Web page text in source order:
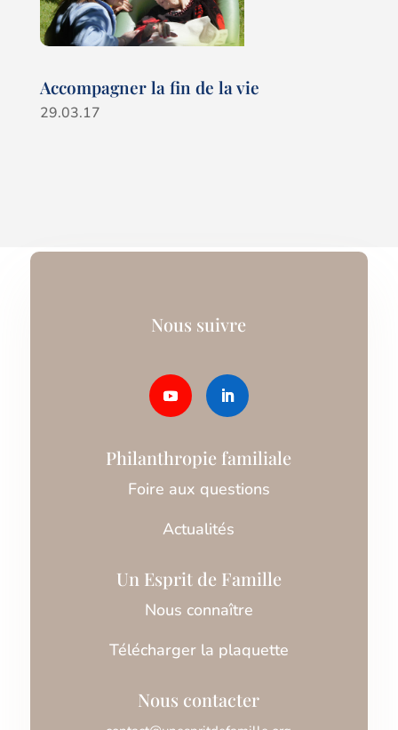
Accompagner la fin de la vie
29.03.17
Nous suivre
Philanthropie familiale
Foire aux questions
Actualités
Un Esprit de Famille
Nous connaître
Télécharger la plaquette
Nous contacter